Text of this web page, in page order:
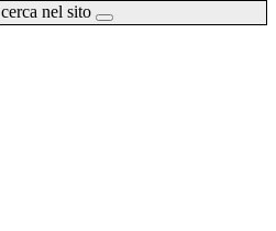
cerca nel sito